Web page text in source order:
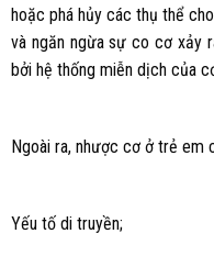
hoặc phá hủy các thụ thể
và ngăn ngừa sự co cơ xảy
bởi hệ thống miễn dịch của
Ngoài ra, nhược cơ ở trẻ em
Yếu tố di truyền;